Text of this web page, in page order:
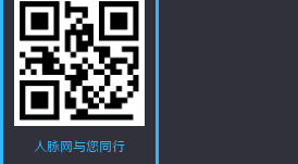
人脉网与您同行